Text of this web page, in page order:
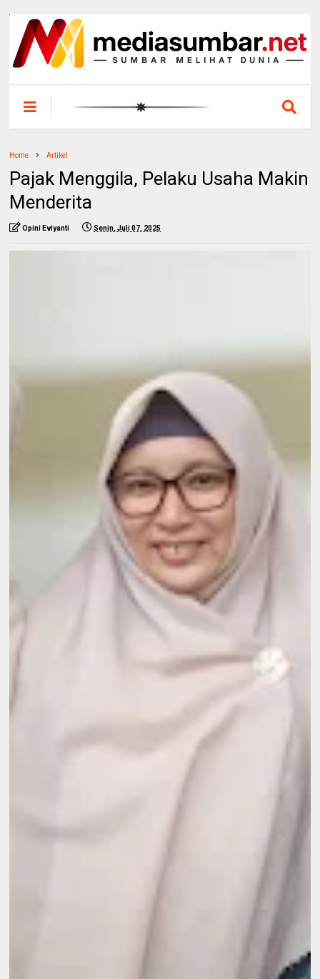
Home Artikel
Pajak Menggila, Pelaku Usaha Makin
Menderita
Opini Eviyanti Senin, Juli 07, 2025